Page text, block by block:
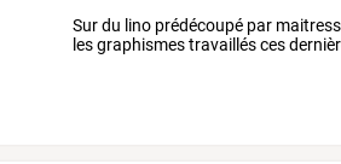
Sur du lino prédécoupé par
les graphismes travaillés ces